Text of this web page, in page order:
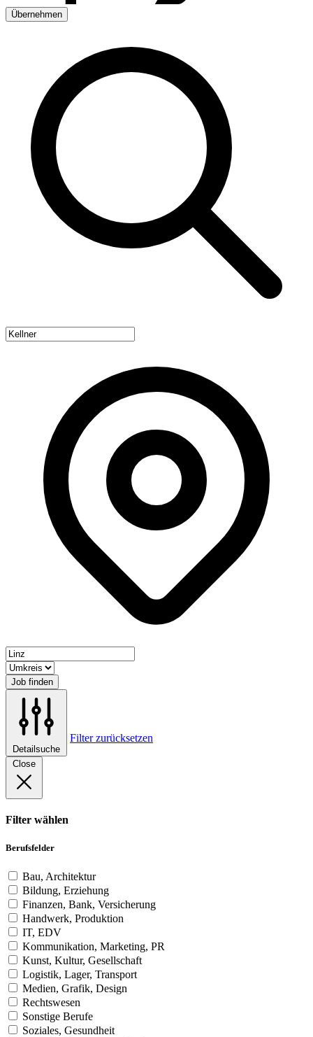
Übernehmen
Job finden
Detailsuche
Filter zurücksetzen
Close
Filter wählen
Berufsfelder
Bau, Architektur
Bildung, Erziehung
Finanzen, Bank, Versicherung
Handwerk, Produktion
IT, EDV
Kommunikation, Marketing, PR
Kunst, Kultur, Gesellschaft
Logistik, Lager, Transport
Medien, Grafik, Design
Rechtswesen
Sonstige Berufe
Soziales, Gesundheit